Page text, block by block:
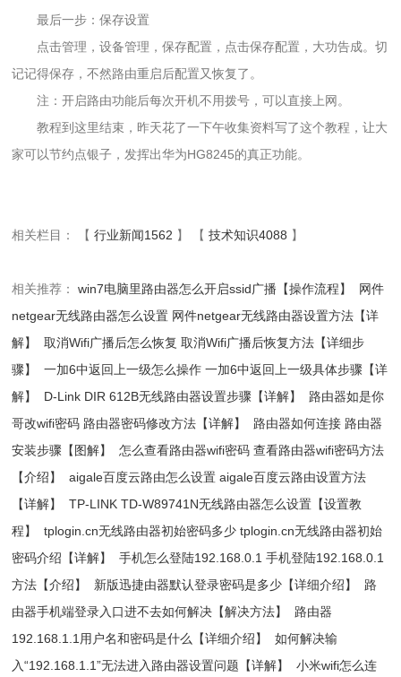
最后一步：保存设置
点击管理，设备管理，保存配置，点击保存配置，大功告成。切
记记得保存，不然路由重启后配置又恢复了。
注：开启路由功能后每次开机不用拨号，可以直接上网。
教程到这里结束，昨天花了一下午收集资料写了这个教程，让大
家可以节约点银子，发挥出华为HG8245的真正功能。
相关栏目： 【 行业新闻1562 】 【 技术知识4088 】
相关推荐：win7电脑里路由器怎么开启ssid广播【操作流程】
网件
netgear无线路由器怎么设置 网件netgear无线路由器设置方法【详
解】
取消Wifi广播后怎么恢复 取消Wifi广播后恢复方法【详细步
骤】
一加6中返回上一级怎么操作 一加6中返回上一级具体步骤【详
解】
D-Link DIR 612B无线路由器设置步骤【详解】
路由器如是你
哥改wifi密码 路由器密码修改方法【详解】
路由器如何连接 路由器
安装步骤【图解】
怎么查看路由器wifi密码 查看路由器wifi密码方法
【介绍】
aigale百度云路由怎么设置 aigale百度云路由设置方法
【详解】
TP-LINK TD-W89741N无线路由器怎么设置【设置教
程】
tplogin.cn无线路由器初始密码多少 tplogin.cn无线路由器初始
密码介绍【详解】
手机怎么登陆192.168.0.1 手机登陆192.168.0.1
方法【介绍】
新版迅捷由器默认登录密码是多少【详细介绍】
路
由器手机端登录入口进不去如何解决【解决方法】
路由器
192.168.1.1用户名和密码是什么【详细介绍】
如何解决输
入“192.168.1.1”无法进入路由器设置问题【详解】
小米wifi怎么连